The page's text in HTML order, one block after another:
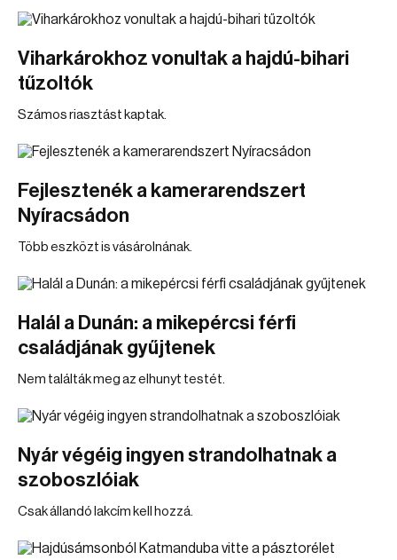
Viharkárokhoz vonultak a hajdú-bihari
tűzoltók
Számos riasztást kaptak.
Fejlesztenék a kamerarendszert
Nyíracsádon
Több eszközt is vásárolnának.
Halál a Dunán: a mikepércsi férfi
családjának gyűjtenek
Nem találták meg az elhunyt testét.
Nyár végéig ingyen strandolhatnak a
szoboszlóiak
Csak állandó lakcím kell hozzá.